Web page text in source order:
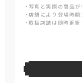
・写真と実際の商品
・店舗により登場時
・取扱店舗は随時更新